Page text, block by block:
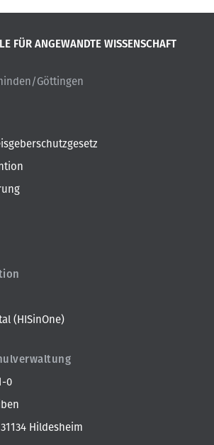
FÜR ANGEWANDTE WISSENSCHAFT
Göttingen
(HISinOne)
0
31134 Hildesheim